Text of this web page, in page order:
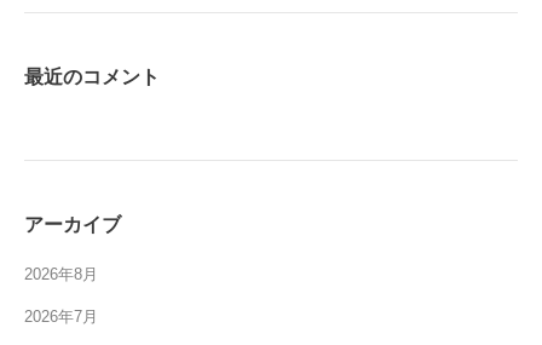
最近のコメント
アーカイブ
2026年8月
2026年7月